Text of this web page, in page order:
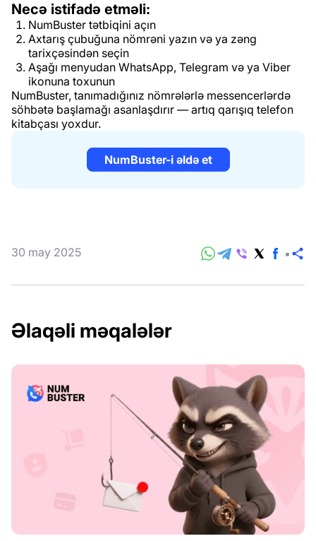
Necə istifadə etməli:
NumBuster tətbiqini açın
Axtarış çubuğuna nömrəni yazın və ya zəng
tarixçəsindən seçin
Aşağı menyudan WhatsApp, Telegram və ya Viber
ikonuna toxunun
NumBuster, tanımadığınız nömrələrlə messencerlərdə
söhbətə başlamağı asanlaşdırır — artıq qarışıq telefon
kitabçası yoxdur.
NumBuster-i əldə et
30 may 2025
Əlaqəli məqalələr